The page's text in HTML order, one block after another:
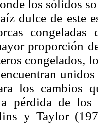
los sólidos
dulce de este
proporción
congelados,
los cambios
pérdida de los
y Taylor